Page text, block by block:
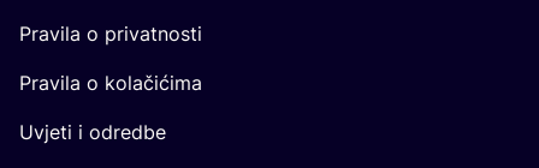
Pravila o privatnosti
Pravila o kolačićima
Uvjeti i odredbe